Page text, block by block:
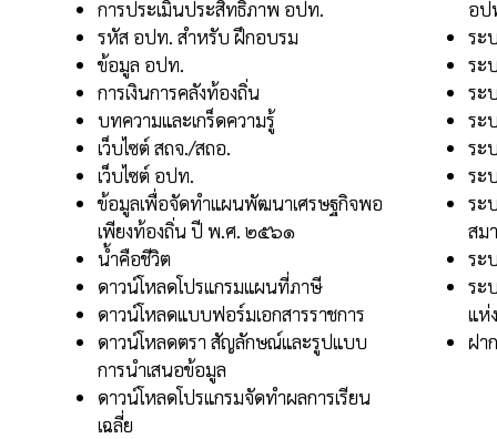
การประเมินประสิทธิภาพ อปท.
รหัส อปท. สำหรับ ฝึกอบรม
ข้อมูล อปท.
การเงินการคลังท้องถิ่น
บทความและเกร็ดความรู้
เว็บไซต์ สถจ./สถอ.
เว็บไซต์ อปท.
ข้อมูลเพื่อจัดทำแผนพัฒนาเศรษฐกิจพอ
เพียงท้องถิ่น ปี พ.ศ. ๒๕๖๑
น้ำคือชีวิต
ดาวน์โหลดโปรแกรมแผนที่ภาษี
ดาวน์โหลดแบบฟอร์มเอกสารราชการ
ดาวน์โหลดตรา สัญลักษณ์และรูปแบบ
การนำเสนอข้อมูล
ดาวน์โหลดโปรแกรมจัดทำผลการเรียน
เฉลี่ย
อป
ระ
ระ
ระ
ระ
ระ
ระ
ระ
สม
ระ
ระ
แห่
ฝา